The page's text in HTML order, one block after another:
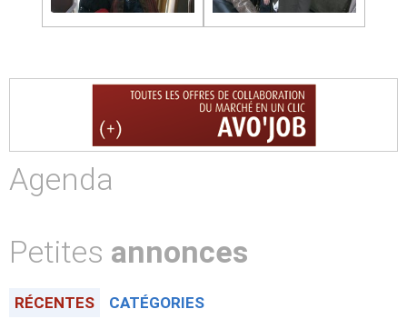
Agenda
Petites annonces
RÉCENTES CATÉGORIES